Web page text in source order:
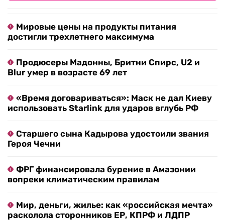
Мировые цены на продукты питания
достигли трехлетнего максимума
Продюсеры Мадонны, Бритни Спирс, U2 и
Blur умер в возрасте 69 лет
«Время договариваться»: Маск не дал Киеву
использовать Starlink для ударов вглубь РФ
Старшего сына Кадырова удостоили звания
Героя Чечни
ФРГ финансировала бурение в Амазонии
вопреки климатическим правилам
Мир, деньги, жилье: как «российская мечта»
расколола сторонников ЕР, КПРФ и ЛДПР